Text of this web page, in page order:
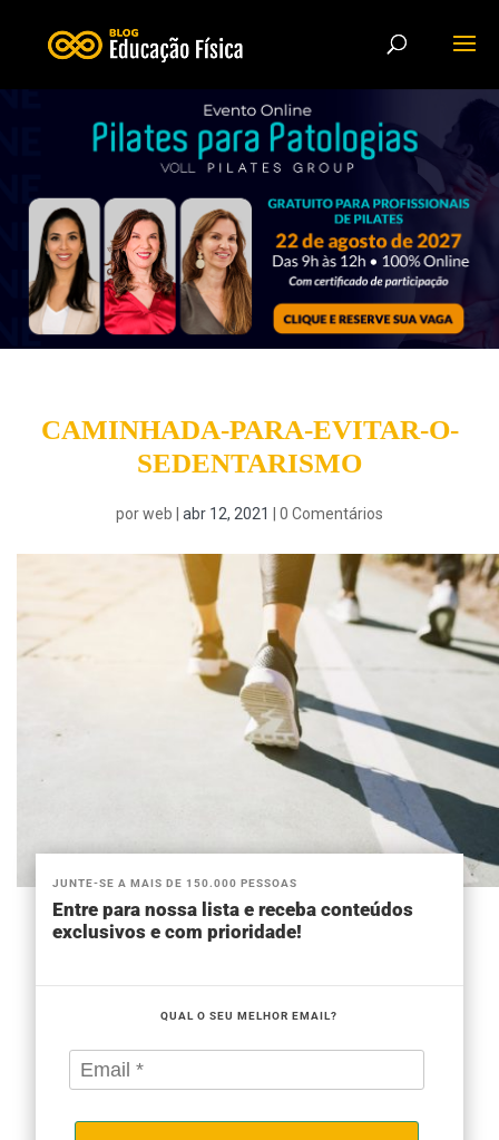
CAMINHADA-PARA-EVITAR-O-
SEDENTARISMO
porweb abr 12, 2021 0 Comentários
JUNTE-SE A MAIS DE 150.000 PESSOAS
Entre para nossa lista e receba conteúdos
exclusivos e com prioridade!
QUAL O SEU MELHOR EMAIL?